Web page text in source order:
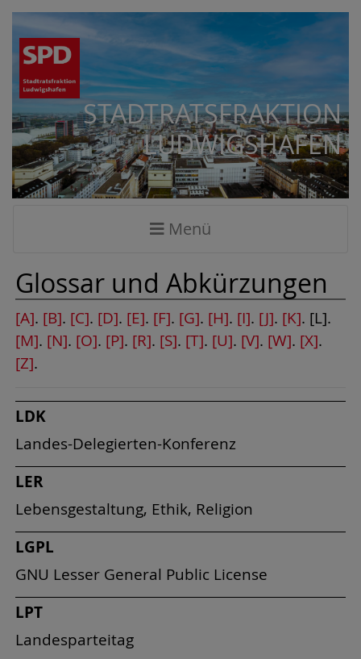
STADTRATSFRAKTION
LUDWIGSHAFEN
Menü
Glossar und Abkürzungen
[A]. [B]. [C]. [D]. [E]. [F]. [G]. [H]. [I]. [J]. [K]. [L].
[M]. [N]. [O]. [P]. [R]. [S]. [T]. [U]. [V]. [W]. [X].
[Z].
LDK
Landes-Delegierten-Konferenz
LER
Lebensgestaltung, Ethik, Religion
LGPL
GNU Lesser General Public License
LPT
Landesparteitag